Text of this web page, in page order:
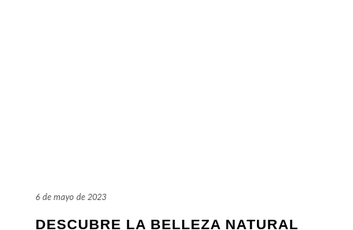
6 de mayo de 2023
DESCUBRE LA BELLEZA NATURAL